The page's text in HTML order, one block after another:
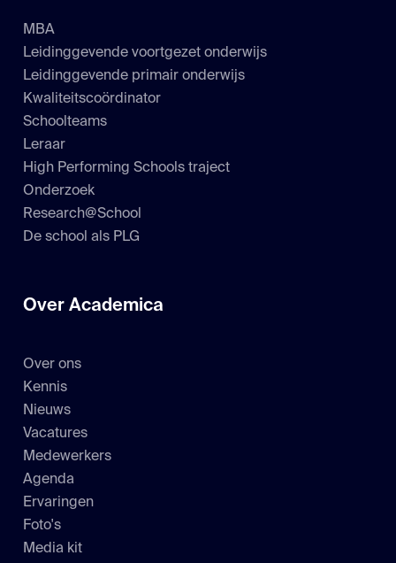
MBA
Leidinggevende voortgezet onderwijs
Leidinggevende primair onderwijs
Kwaliteitscoördinator
Schoolteams
Leraar
High Performing Schools traject
Onderzoek
Research@School
De school als PLG
Over Academica
Over ons
Kennis
Nieuws
Vacatures
Medewerkers
Agenda
Ervaringen
Foto's
Media kit